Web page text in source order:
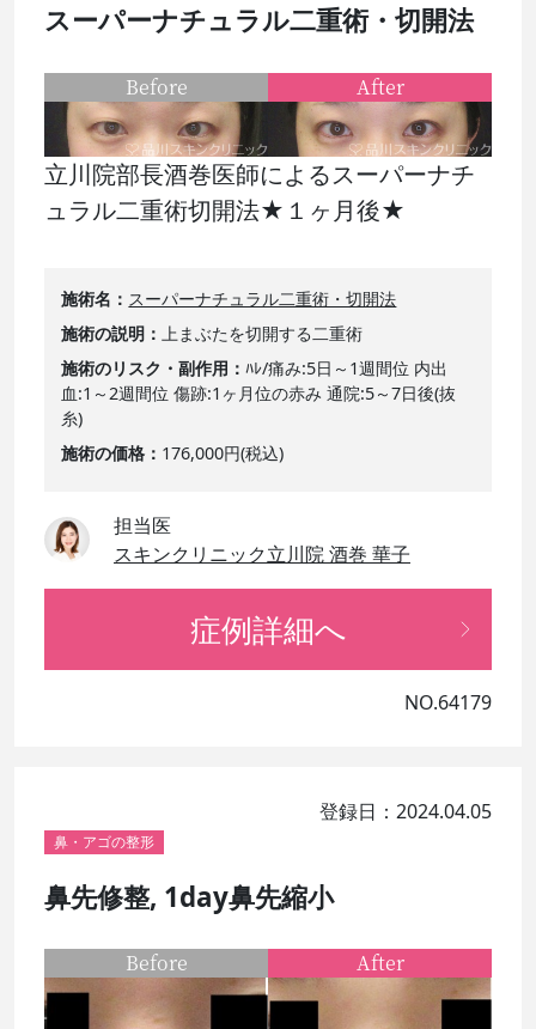
スーパーナチュラル二重術・切開法
立川院部長酒巻医師によるスーパーナチ
ュラル二重術切開法★１ヶ月後★
施術名
スーパーナチュラル二重術・切開法
施術の説明
上まぶたを切開する二重術
施術のリスク・副作用
ﾊﾚ/痛み:5日～1週間位 内出
血:1～2週間位 傷跡:1ヶ月位の赤み 通院:5～7日後(抜
糸)
施術の価格
176,000円(税込)
担当医
スキンクリニック立川院 酒巻 華子
Before After
症例詳細へ
NO.64179
登録日：2024.04.05
鼻・アゴの整形
鼻先修整, 1day鼻先縮小
Before After